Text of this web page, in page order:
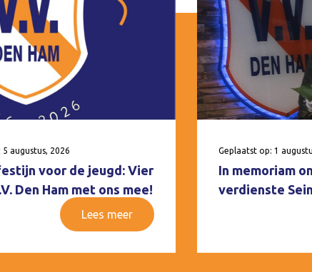
augustus, 2026
voor de jeugd: Vier
Den Ham met ons mee!
Lees meer
Geplaatst op: 1
In memoriam
verdienste